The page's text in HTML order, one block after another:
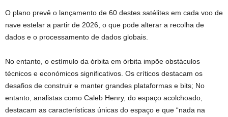
O plano prevê o lançamento de 60 destes satélites em cada voo de
nave estelar a partir de 2026, o que pode alterar a recolha de
dados e o processamento de dados globais.
No entanto, o estímulo da órbita em órbita impõe obstáculos
técnicos e económicos significativos. Os críticos destacam os
desafios de construir e manter grandes plataformas e bits; No
entanto, analistas como Caleb Henry, do espaço acolchoado,
destacam as características únicas do espaço e que “nada na